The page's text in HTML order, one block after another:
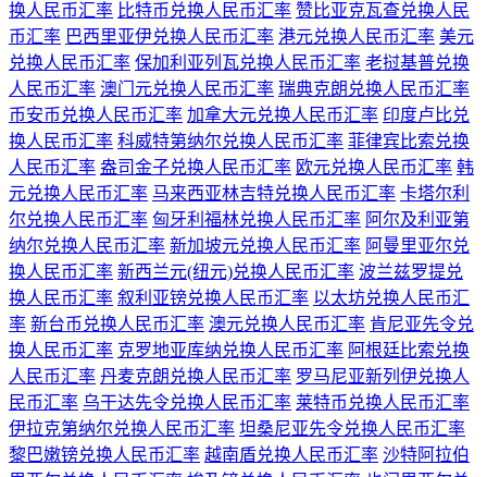
换人民币汇率 比特币兑换人民币汇率 赞比亚克瓦查兑换人民
币汇率 巴西里亚伊兑换人民币汇率 港元兑换人民币汇率 美元
兑换人民币汇率 保加利亚列瓦兑换人民币汇率 老挝基普兑换
人民币汇率 澳门元兑换人民币汇率 瑞典克朗兑换人民币汇率
币安币兑换人民币汇率 加拿大元兑换人民币汇率 印度卢比兑
换人民币汇率 科威特第纳尔兑换人民币汇率 菲律宾比索兑换
人民币汇率 盎司金子兑换人民币汇率 欧元兑换人民币汇率 韩
元兑换人民币汇率 马来西亚林吉特兑换人民币汇率 卡塔尔利
尔兑换人民币汇率 匈牙利福林兑换人民币汇率 阿尔及利亚第
纳尔兑换人民币汇率 新加坡元兑换人民币汇率 阿曼里亚尔兑
换人民币汇率 新西兰元(纽元)兑换人民币汇率 波兰兹罗提兑
换人民币汇率 叙利亚镑兑换人民币汇率 以太坊兑换人民币汇
率 新台币兑换人民币汇率 澳元兑换人民币汇率 肯尼亚先令兑
换人民币汇率 克罗地亚库纳兑换人民币汇率 阿根廷比索兑换
人民币汇率 丹麦克朗兑换人民币汇率 罗马尼亚新列伊兑换人
民币汇率 乌干达先令兑换人民币汇率 莱特币兑换人民币汇率
伊拉克第纳尔兑换人民币汇率 坦桑尼亚先令兑换人民币汇率
黎巴嫩镑兑换人民币汇率 越南盾兑换人民币汇率 沙特阿拉伯